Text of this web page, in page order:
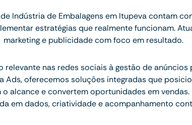
Indústria de Embalagens em Itupeva contam
estratégias que realmente funcionam.
marketing e publicidade com foco em resultado.
relevante nas redes sociais à gestão de anúncios
Ads, oferecemos soluções integradas que
alcance e convertem oportunidades em
em dados, criatividade e acompanhamento